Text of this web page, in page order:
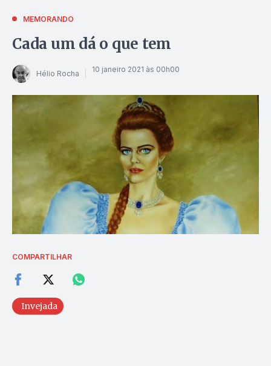
MEMORANDO
Cada um dá o que tem
Hélio Rocha 10 janeiro 2021 às 00h00
COMPARTILHAR
Invejada